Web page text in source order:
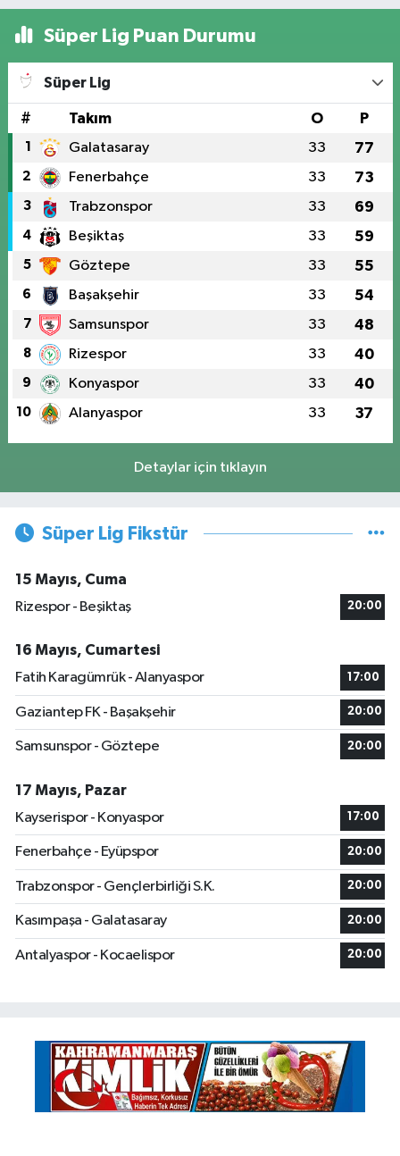
Süper Lig Puan Durumu
Süper Lig
# Takım O P
1 Galatasaray 33 77
2 Fenerbahçe 33 73
3 Trabzonspor 33 69
4 Beşiktaş 33 59
5 Göztepe 33 55
6 Başakşehir 33 54
7 Samsunspor 33 48
8 Rizespor 33 40
9 Konyaspor 33 40
10 Alanyaspor 33 37
Detaylar için tıklayın
Süper Lig Fikstür
15 Mayıs, Cuma
Rizespor - Beşiktaş
20:00
16 Mayıs, Cumartesi
Fatih Karagümrük - Alanyaspor
17:00
Gaziantep FK - Başakşehir 20:00
Samsunspor - Göztepe 20:00
17 Mayıs, Pazar
Kayserispor - Konyaspor
17:00
Fenerbahçe - Eyüpspor 20:00
Trabzonspor - Gençlerbirliği S.K. 20:00
Kasımpaşa - Galatasaray 20:00
Antalyaspor - Kocaelispor 20:00